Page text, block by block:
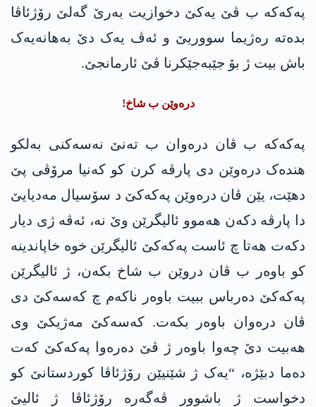
پەکەکە ب ڤێ یەکێ دخوازیت بەرێ گەلێ رۆژئاڤا
بدەتە رەژیما سووریێ و ئەڤ یەک دێ بەهانەیەک
باش بیت ژ بۆ جێبەجێکرنا ڤێ ئارمانجێ.
درەوێن ب شاخ!
پەکەکە ب ڤان درەوان ب تەنێ نەسەکنی بەلکو
هندەک درەوێن دی پارڤە کرن کو کەنیا مرۆڤی پێ
دهێت، یێن ڤان درەوێن پەکەکێ د سۆسیال مەدیایێ
دا پارڤە دکەن هەموو ئالیگرێن وێ نە، ئەڤە ژی دیار
دکەت هەتا چ ئاست پەکەکێ ئالیگرێن خوە خاپاندینە
کو باوەر ب ڤان دروێن ب شاخ بکەن، ژ ئالیگرێن
پەکەکێ دەرباس ببیت باوەر ناکەم چ کەسەکێ دی
ڤان درەوان باوەر بکەت. کەسەکێ مەژیکێ وی
هەبیت دێ چەوا باوەر ژ ڤێ دەرەوا پەکەکێ کەت
دەما دبێژە، “یەک ژ شێنیێن رۆژئاڤا کوردستانێ کو
دخواست ژ باشوور ڤەگەرە رۆژئاڤا ژ ئالیێ